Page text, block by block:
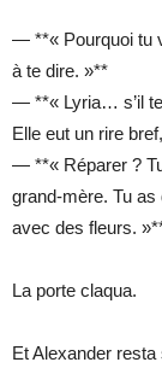
— **« Pourquoi tu
à te dire. »**
— **« Lyria… s’il
Elle eut un rire
— **« Réparer ?
grand-mère. Tu
avec des fleurs.
La porte claqua.
Et Alexander